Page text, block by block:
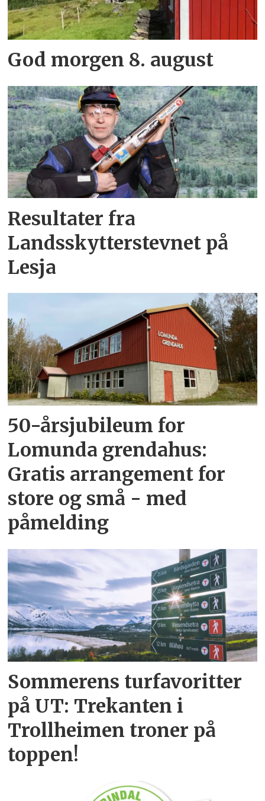
God morgen 8. august
Resultater fra
Landsskytterstevnet på
Lesja
50-årsjubileum for
Lomunda grendahus:
Gratis arrangement for
store og små - med
påmelding
Sommerens turfavoritter
på UT: Trekanten i
Trollheimen troner på
toppen!